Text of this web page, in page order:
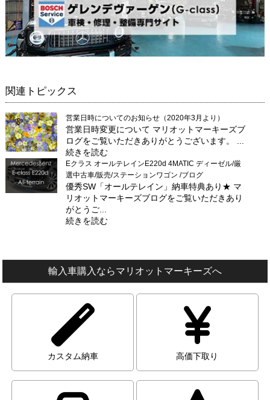
関連トピックス
営業日時についてのお知らせ（2020年3月より）
営業日時変更について マリオットマーキーズブ
ログをご覧いただきありがとうございます。 ...
続きを読む
Eクラス オールテレインE220d 4MATIC ディーゼル/厳
選中古車/販売/ステーションワゴン /ブログ
優秀SW「オールテレイン」納車特典あり★ マ
リオットマーキーズブログをご覧いただきあり
がとうご...
続きを読む
輸入車購入ならマリオットマーキーズへ
カスタム納車 高価下取り